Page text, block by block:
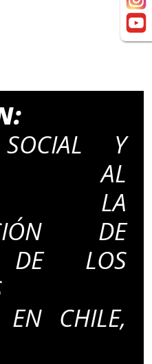
SOCIAL Y
AL
LA
DE
DE LOS
EN CHILE,